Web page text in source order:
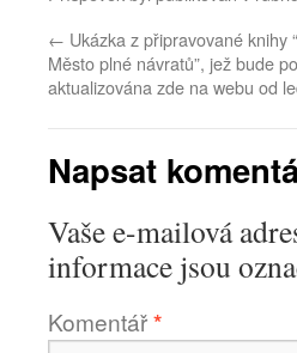
← Ukázka z připravované knihy
Město plné návratů”, jež bude
aktualizována zde na webu od
Napsat
Vaše e-mailová
informace jsou
Komentář*